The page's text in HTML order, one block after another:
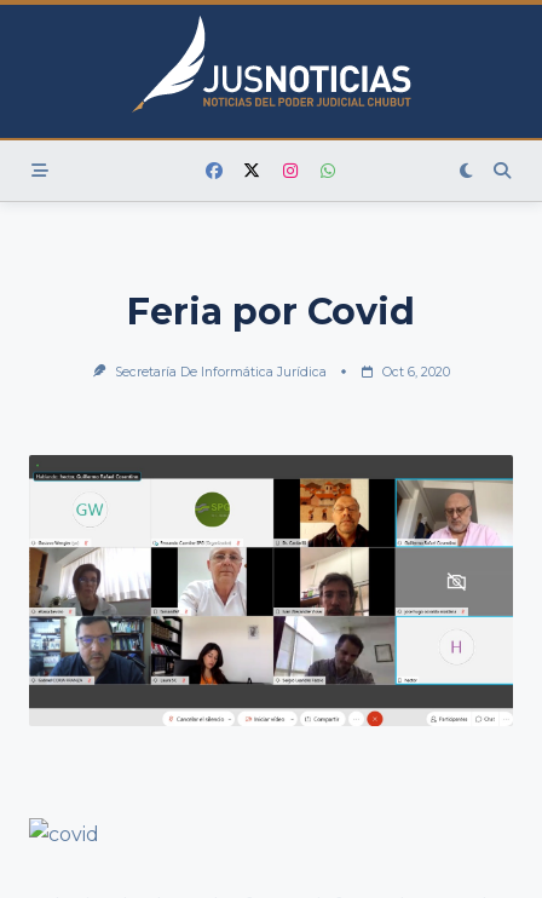
Skip
Feria por Covid
Secretaría De Informática Jurídica Oct 6, 2020